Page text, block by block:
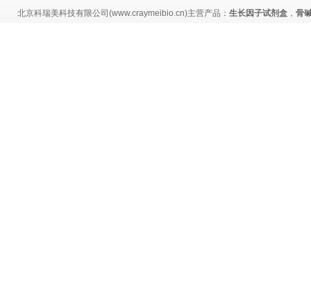
北京科瑞美科技有限公司(www.craymeibio.cn)主营产品： 生长因子试剂盒 ， 骨